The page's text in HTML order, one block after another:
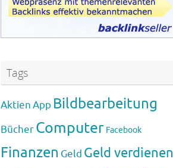
Tags
AktienApp Bildbearbeitung
BücherComputer Facebook
Finanzen Geld Geld verdienen